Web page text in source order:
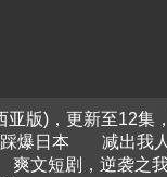
版)，更新至12集
爆日本
减出我
爽文短剧，逆袭之